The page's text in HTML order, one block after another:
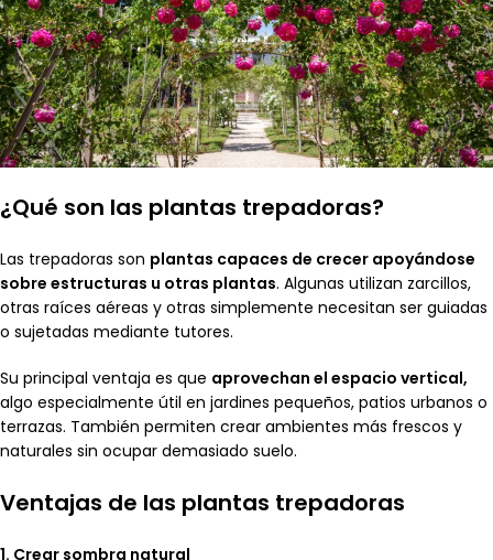
¿Qué son las plantas trepadoras?
Las trepadoras son plantas capaces de crecer apoyándose
sobre estructuras u otras plantas. Algunas utilizan zarcillos,
otras raíces aéreas y otras simplemente necesitan ser guiadas
o sujetadas mediante tutores.
Su principal ventaja es que aprovechan el espacio vertical,
algo especialmente útil en jardines pequeños, patios urbanos o
terrazas. También permiten crear ambientes más frescos y
naturales sin ocupar demasiado suelo.
Ventajas de las plantas trepadoras
1. Crear sombra natural